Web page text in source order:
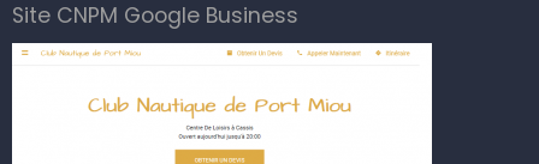
Site CNPM Google Business